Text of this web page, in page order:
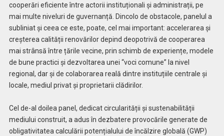
cooperări eficiente între actorii instituționali și administrații, pe
mai multe niveluri de guvernanță. Dincolo de obstacole, panelul a
subliniat și ceea ce este, poate, cel mai important: accelerarea și
creșterea calității renovărilor depind deopotrivă de cooperarea
mai strânsă între țările vecine, prin schimb de experiențe, modele
de bune practici și dezvoltarea unei “voci comune” la nivel
regional, dar și de colaborarea reală dintre instituțiile centrale și
locale, mediul privat și proprietarii clădirilor.
Cel de-al doilea panel, dedicat circularității și sustenabilității
mediului construit, a adus în dezbatere provocările generate de
obligativitatea calculării potențialului de încălzire globală (GWP)